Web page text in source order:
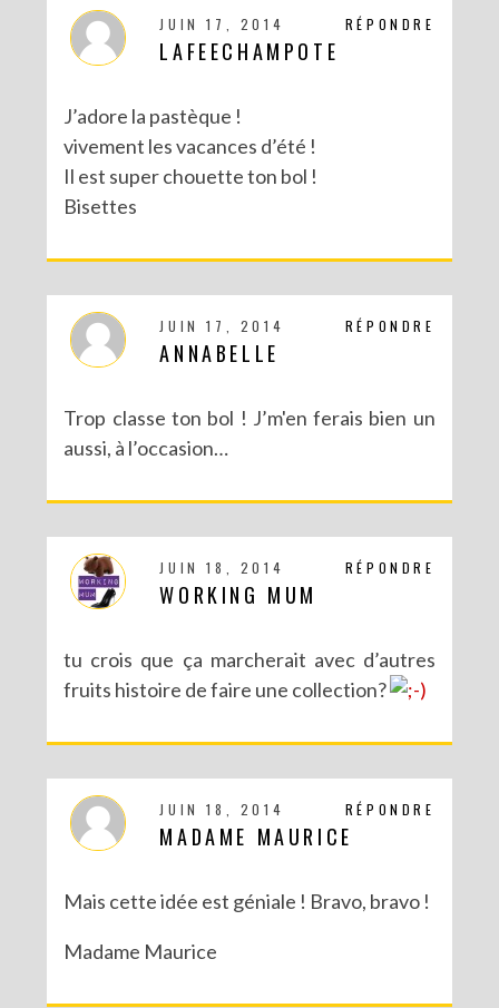
RÉPONDRE
JUIN 17, 2014
LAFEECHAMPOTE
J’adore la pastèque !
vivement les vacances d’été !
Il est super chouette ton bol !
Bisettes
RÉPONDRE
JUIN 17, 2014
ANNABELLE
Trop classe ton bol ! J’m'en ferais bien un
aussi, à l’occasion…
RÉPONDRE
JUIN 18, 2014
WORKING MUM
tu crois que ça marcherait avec d’autres
fruits histoire de faire une collection?
RÉPONDRE
JUIN 18, 2014
MADAME MAURICE
Mais cette idée est géniale ! Bravo, bravo !
Madame Maurice